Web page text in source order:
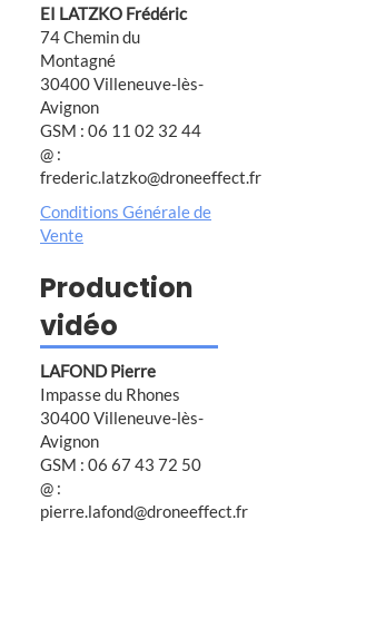
EI LATZKO Frédéric
74 Chemin du
Montagné
30400 Villeneuve-lès-
Avignon
GSM : 06 11 02 32 44
@ :
frederic.latzko@droneeffect.fr
Conditions Générale de
Vente
Production
vidéo
LAFOND Pierre
Impasse du Rhones
30400 Villeneuve-lès-
Avignon
GSM : 06 67 43 72 50
@ :
pierre.lafond@droneeffect.fr